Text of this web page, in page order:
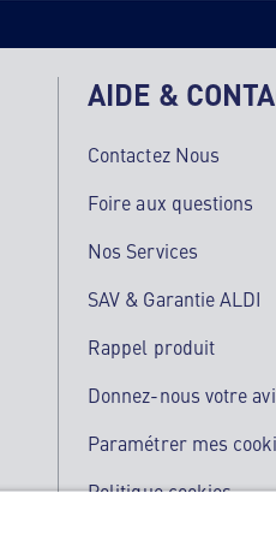
AIDE &
Contactez Nous
Foire aux questions
Nos Services
SAV & Garantie ALDI
Rappel produit
Donnez-nous votre
Paramétrer mes
Politique cookies